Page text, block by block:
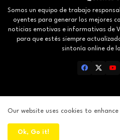
Somos un equipo de trabajo
oyentes para generar los mejores
noticias emotivas e informativas de
para que estés siempre
sintonía online de
Inicio About
Our website uses cookies to
Ok, Go it!